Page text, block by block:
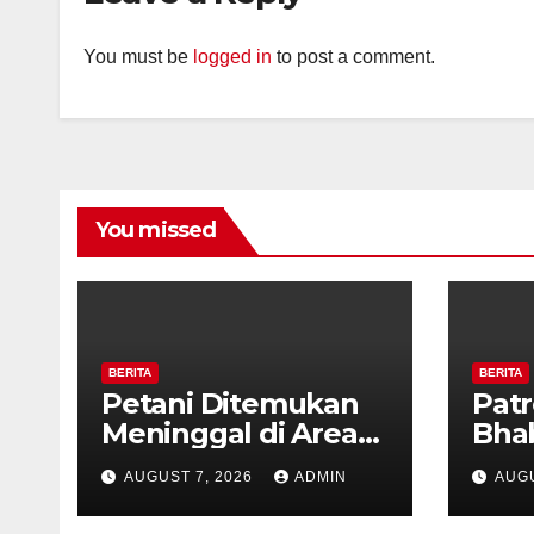
You must be logged in to post a comment.
You missed
BERITA
Petani Ditemukan
Meninggal di Area
Persawahan
Kalibeji, Polisi
Pastikan Tidak Ada
AUGUST 7, 2026 ADMIN
BERITA
dan